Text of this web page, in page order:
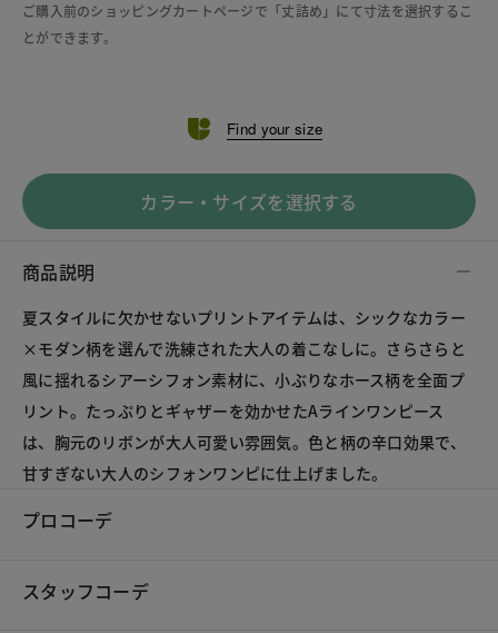
ご購入前のショッピングカートページで「丈詰め」にて寸法を選択するこ
とができます。
Find your size
カラー・サイズを選択する
商品説明
夏スタイルに欠かせないプリントアイテムは、シックなカラー
×モダン柄を選んで洗練された大人の着こなしに。さらさらと
風に揺れるシアーシフォン素材に、小ぶりなホース柄を全面プ
リント。たっぷりとギャザーを効かせたAラインワンピース
は、胸元のリボンが大人可愛い雰囲気。色と柄の辛口効果で、
甘すぎない大人のシフォンワンピに仕上げました。
プロコーデ
スタッフコーデ